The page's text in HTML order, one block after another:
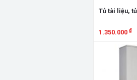
Tủ tài liệu,
1.350.000 ₫
Xem chi tiết